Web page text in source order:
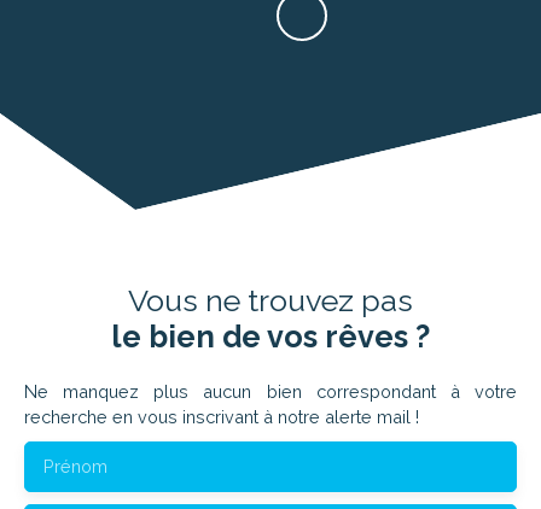
Vous ne trouvez pas
le bien de vos rêves ?
Ne manquez plus aucun bien correspondant à votre
recherche en vous inscrivant à notre alerte mail !
Prénom